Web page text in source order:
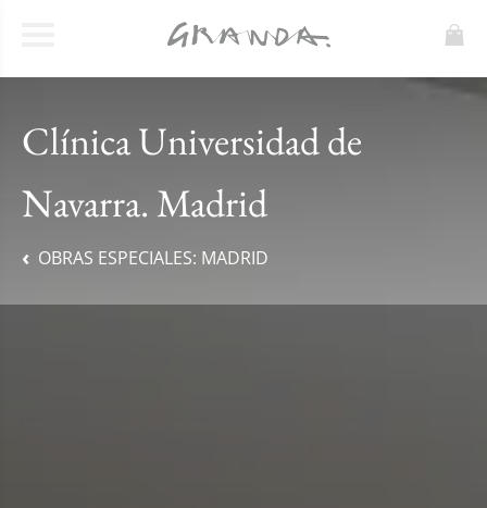
Clínica Universidad de
Navarra. Madrid
OBRAS ESPECIALES: MADRID